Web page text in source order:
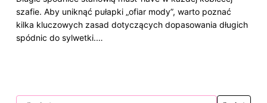
szafie. Aby uniknąć pułapki „ofiar mody”, warto poznać
kilka kluczowych zasad dotyczących dopasowania długich
spódnic do sylwetki.…